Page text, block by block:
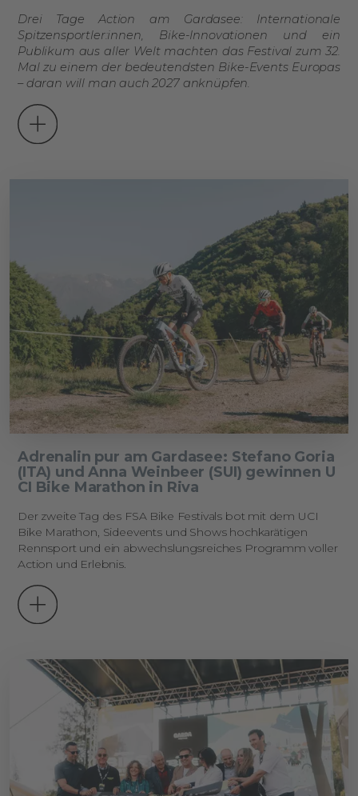
Drei Tage Action am Gardasee: Internationale
Spitzensportler:innen, Bike-Innovationen und ein
Publikum aus aller Welt machten das Festival zum 32.
Mal zu einem der bedeutendsten Bike-Events Europas
– daran will man auch 2027 anknüpfen.
Adrenalin pur am Gardasee: Stefano Goria
(ITA) und Anna Weinbeer (SUI) gewinnen U
CI Bike Marathon in Riva
Der zweite Tag des FSA Bike Festivals bot mit dem UCI
Bike Marathon, Sideevents und Shows hochkarätigen
Rennsport und ein abwechslungsreiches Programm voller
Action und Erlebnis.